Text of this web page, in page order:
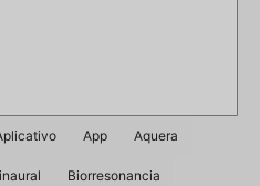
App Aquera
Biorresonancia